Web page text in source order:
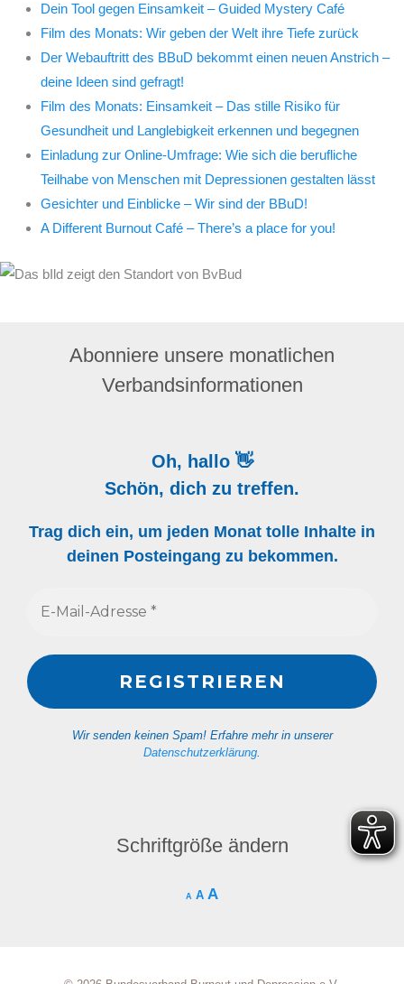
Dein Tool gegen Einsamkeit – Guided Mystery Café
Film des Monats: Wir geben der Welt ihre Tiefe zurück
Der Webauftritt des BBuD bekommt einen neuen Anstrich –
deine Ideen sind gefragt!
Film des Monats: Einsamkeit – Das stille Risiko für
Gesundheit und Langlebigkeit erkennen und begegnen
Einladung zur Online-Umfrage: Wie sich die berufliche
Teilhabe von Menschen mit Depressionen gestalten lässt
Gesichter und Einblicke – Wir sind der BBuD!
A Different Burnout Café – There’s a place for you!
Abonniere unsere monatlichen
Verbandsinformationen
Oh, hallo 👋
Schön, dich zu treffen.
Trag dich ein, um jeden Monat tolle Inhalte in
deinen Posteingang zu bekommen.
Wir senden keinen Spam! Erfahre mehr in unserer
Datenschutzerklärung.
Schriftgröße ändern
A A A